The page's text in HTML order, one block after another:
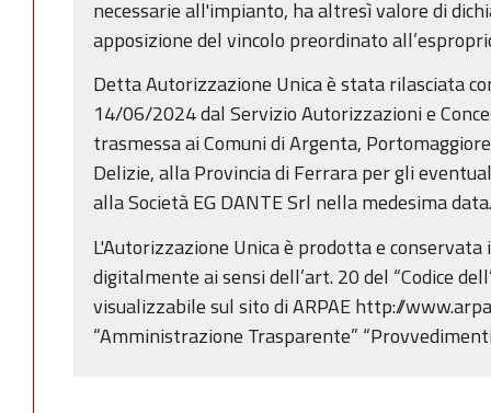
necessarie all'impianto, ha altresì valore di
apposizione del vincolo preordinato
Detta Autorizzazione Unica è stata rilasciata
14/06/2024 dal Servizio Autorizzazioni e
trasmessa ai Comuni di Argenta,
Delizie, alla Provincia di Ferrara per gli
alla Società EG DANTE Srl nella medesima data.
L'Autorizzazione Unica è prodotta e
digitalmente ai sensi dell’art. 20 del “Codice
visualizzabile sul sito di ARPAE http://
“Amministrazione Trasparente”